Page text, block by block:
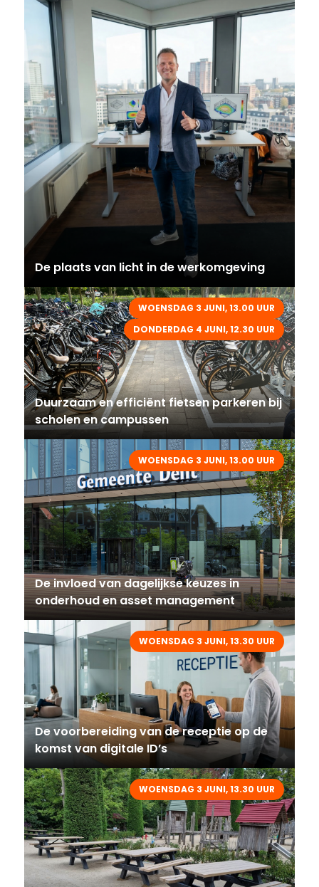
De plaats van licht in de werkomgeving
WOENSDAG 3 JUNI, 13.00 UUR
DONDERDAG 4 JUNI, 12.30 UUR
Duurzaam en efficiënt fietsen parkeren bij
scholen en campussen
WOENSDAG 3 JUNI, 13.00 UUR
De invloed van dagelijkse keuzes in
onderhoud en asset management
WOENSDAG 3 JUNI, 13.30 UUR
De voorbereiding van de receptie op de
komst van digitale ID’s
WOENSDAG 3 JUNI, 13.30 UUR